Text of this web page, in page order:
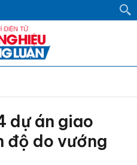
dự án giao
độ do vướng